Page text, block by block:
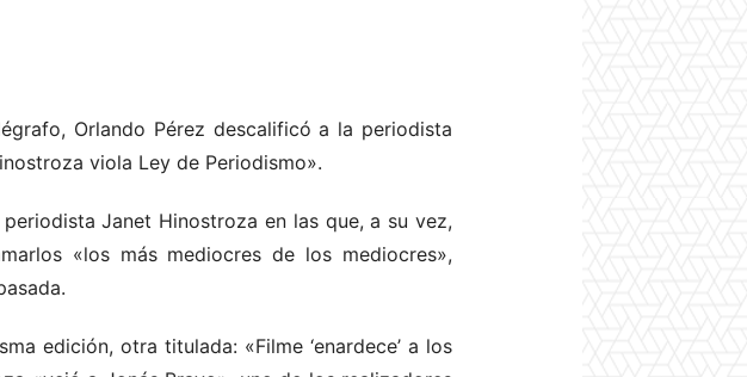
Orlando Pérez descalificó a la periodista
viola Ley de Periodismo».
Janet Hinostroza en las que, a su vez,
«los más mediocres de los mediocres»,
edición, otra titulada: «Filme ‘enardece’ a los